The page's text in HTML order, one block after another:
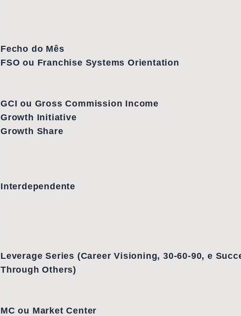
Fecho do Mês
FSO ou Franchise Systems Orientation
GCI ou Gross Commission Income
Growth Initiative
Growth Share
Interdependente
Leverage Series (Career Visioning, 30-60-90, e
Through Others)
MC ou Market Center